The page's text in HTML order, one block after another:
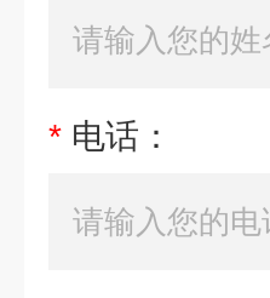
* 电话：